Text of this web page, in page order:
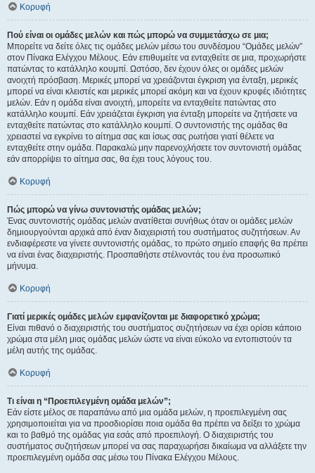
Κορυφή
Πού είναι οι ομάδες μελών και πώς μπορώ να συμμετάσχω σε μια;
Μπορείτε να δείτε όλες τις ομάδες μελών μέσω του συνδέσμου “Ομάδες μελών”
στον Πίνακα Ελέγχου Μέλους. Εάν επιθυμείτε να ενταχθείτε σε μια, προχωρήστε
πατώντας το κατάλληλο κουμπί. Ωστόσο, δεν έχουν όλες οι ομάδες μελών
ανοιχτή πρόσβαση. Μερικές μπορεί να χρειάζονται έγκριση για ένταξη, μερικές
μπορεί να είναι κλειστές και μερικές μπορεί ακόμη και να έχουν κρυφές ιδιότητες
μελών. Εάν η ομάδα είναι ανοιχτή, μπορείτε να ενταχθείτε πατώντας στο
κατάλληλο κουμπί. Εάν χρειάζεται έγκριση για ένταξη μπορείτε να ζητήσετε να
ενταχθείτε πατώντας στο κατάλληλο κουμπί. Ο συντονιστής της ομάδας θα
χρειαστεί να εγκρίνει το αίτημα σας και ίσως σας ρωτήσει γιατί θέλετε να
ενταχθείτε στην ομάδα. Παρακαλώ μην παρενοχλήσετε τον συντονιστή ομάδας
εάν απορρίψει το αίτημα σας, θα έχει τους λόγους του.
Κορυφή
Πώς μπορώ να γίνω συντονιστής ομάδας μελών;
Ένας συντονιστής ομάδας μελών ανατίθεται συνήθως όταν οι ομάδες μελών
δημιουργούνται αρχικά από έναν διαχειριστή του συστήματος συζητήσεων. Αν
ενδιαφέρεστε να γίνετε συντονιστής ομάδας, το πρώτο σημείο επαφής θα πρέπει
να είναι ένας διαχειριστής. Προσπαθήστε στέλνοντάς του ένα προσωπικό
μήνυμα.
Κορυφή
Γιατί μερικές ομάδες μελών εμφανίζονται με διαφορετικό χρώμα;
Είναι πιθανό ο διαχειριστής του συστήματος συζητήσεων να έχει ορίσει κάποιο
χρώμα στα μέλη μιας ομάδας μελών ώστε να είναι εύκολο να εντοπιστούν τα
μέλη αυτής της ομάδας.
Κορυφή
Τι είναι η “Προεπιλεγμένη ομάδα μελών”;
Εάν είστε μέλος σε παραπάνω από μια ομάδα μελών, η προεπιλεγμένη σας
χρησιμοποιείται για να προσδιορίσει ποια ομάδα θα πρέπει να δείξει το χρώμα
και το βαθμό της ομάδας για εσάς από προεπιλογή. Ο διαχειριστής του
συστήματος συζητήσεων μπορεί να σας παραχωρήσει δικαίωμα να αλλάξετε την
προεπιλεγμένη ομάδα σας μέσω του Πίνακα Ελέγχου Μέλους.